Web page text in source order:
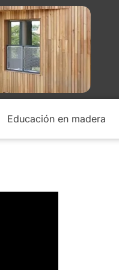
Educación en madera